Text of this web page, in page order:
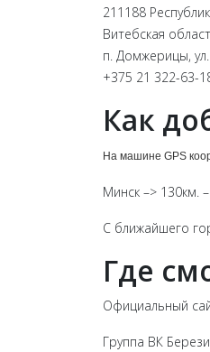
211188
Витебская
п. Домжерицы,
+375 21 322-63-
Как
На машине GPS
Минск –> 130км.
С ближайшего
Где
Официальный
Группа ВК